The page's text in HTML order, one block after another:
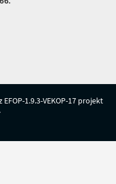
1.9.3-VEKOP-17 projekt